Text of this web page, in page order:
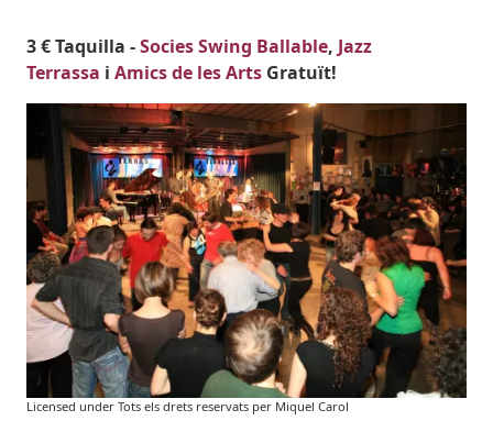
Body
3 € Taquilla -Socies Swing Ballable, Jazz
Terrassa i Amics de les Arts Gratuït!
Licensed under Tots els drets reservats per Miquel Carol